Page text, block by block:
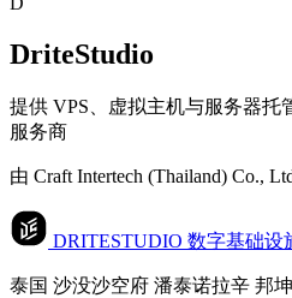
DriteStudio
提供 VPS、虚拟主机与服务器托
服务商
由 Craft Intertech (Thailand) Co.,
DRITESTUDIO 数字基础设
泰国 沙没沙空府 潘泰诺拉辛 邦